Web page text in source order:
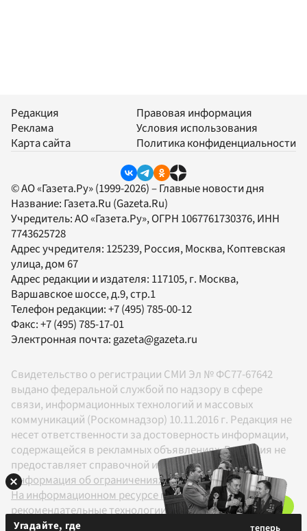
Редакция
Реклама
Карта сайта
Правовая информация
Условия использования
Политика конфиденциальности
© АО «Газета.Ру» (1999-2026) – Главные новости дня
Название: Газета.Ru (Gazeta.Ru)
Учредитель:АО «Газета.Ру», ОГРН 1067761730376, ИНН
7743625728
Адрес учредителя: 125239, Россия, Москва, Коптевская
улица, дом 67
Адрес редакции и издателя: 117105, г. Москва,
Варшавское шоссе, д.9, стр.1
Телефон редакции:+7 (495) 785-00-12
Факс:+7 (495) 785-17-01
Электронная почта:gazeta@gazeta.ru
Свидетельство о регистрации СМИ Эл № ФС77-67642
выдано федеральной службой по надзору в сфере
связи, информационных технологий и массовых
коммуникаций (Роскомнадзор) 10.11.2016 г. Редакция не
несет ответственности за достоверность информации,
содержащейся в рекламных объявлениях. Редакция не
предоставляет справочной информации.
Информация об ограничениях
На информационном ресурсе применяются
рекомендательные технологии в соответствии с
Правилами
Угадайте, где